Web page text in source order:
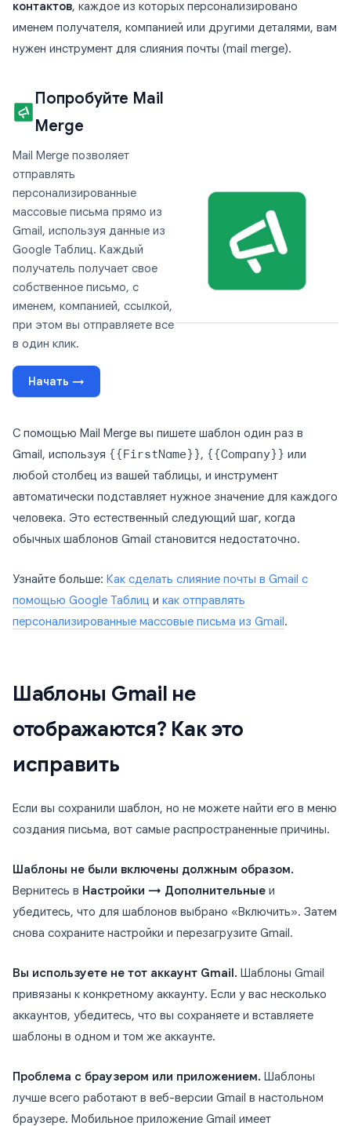
контактов, каждое из которых персонализировано
именем получателя, компанией или другими деталями, вам
нужен инструмент для слияния почты (mail merge).
Попробуйте Mail
Merge
Mail Merge позволяет
отправлять
персонализированные
массовые письма прямо из
Gmail, используя данные из
Google Таблиц. Каждый
получатель получает свое
собственное письмо, с
именем, компанией, ссылкой,
при этом вы отправляете все
в один клик.
Начать →
С помощью Mail Merge вы пишете шаблон один раз в
Gmail, используя {{FirstName}}, {{Company}} или
любой столбец из вашей таблицы, и инструмент
автоматически подставляет нужное значение для каждого
человека. Это естественный следующий шаг, когда
обычных шаблонов Gmail становится недостаточно.
Узнайте больше: Как сделать слияние почты в Gmail с
помощью Google Таблиц и как отправлять
персонализированные массовые письма из Gmail .
Шаблоны Gmail не
отображаются? Как это
исправить
Если вы сохранили шаблон, но не можете найти его в меню
создания письма, вот самые распространенные причины.
Шаблоны не были включены должным образом.
Вернитесь в Настройки → Дополнительные и
убедитесь, что для шаблонов выбрано «Включить». Затем
снова сохраните настройки и перезагрузите Gmail.
Вы используете не тот аккаунт Gmail. Шаблоны Gmail
привязаны к конкретному аккаунту. Если у вас несколько
аккаунтов, убедитесь, что вы сохраняете и вставляете
шаблоны в одном и том же аккаунте.
Проблема с браузером или приложением. Шаблоны
лучше всего работают в веб-версии Gmail в настольном
браузере. Мобильное приложение Gmail имеет